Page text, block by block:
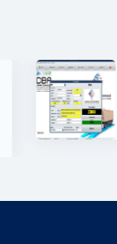
DBA Yetki Belgesi